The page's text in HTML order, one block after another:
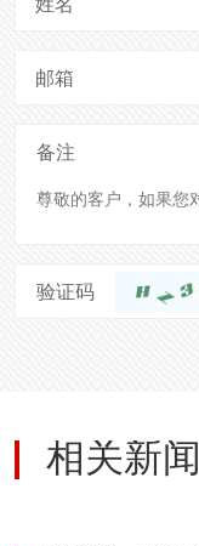
邮箱
备注
验证码
相关新闻